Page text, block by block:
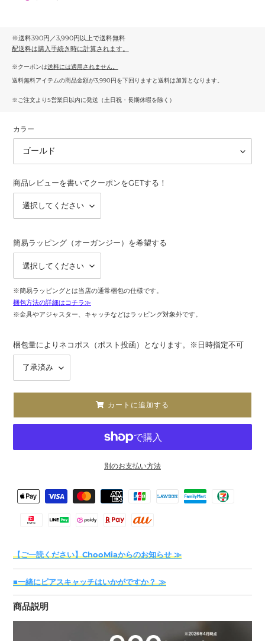
※送料390円／3,990円以上で送料無料
配送料は購入手続き時に計算されます。
※クーポンは送料には適用されません。
送料無料アイテムの商品金額が3,990円を下回りますと送料は加算となります。
※ご注文より5営業日以内に発送（土日祝・長期休暇を除く）
カラー
商品レビューを書いてクーポンをGETする！
簡易ラッピング（オーガンジー）を希望する
※簡易ラッピングとは当店の通常梱包の仕様です。
梱包方法の詳細はコチラ≫
※金具やアジャスター、キャッチなどはラッピング対象外です。
梱包量によりネコポス（ポスト投函）となります。※日時指定不可
カートに追加する
別のお支払い方法
カ
ー
品
を
追
す
決
済
【ご一読ください】ChooMiaからのお知らせ ≫
■一緒にピアスキャッチはいかがですか？ ≫
商品説明